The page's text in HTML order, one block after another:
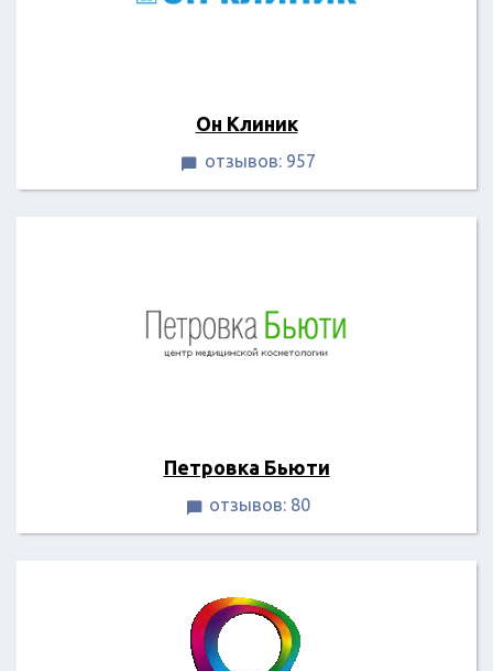
Он Клиник
 отзывов: 957
Петровка Бьюти
 отзывов: 80